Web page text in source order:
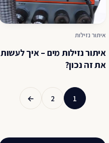
איתור נזילות
איתור נזילות מים – איך לעשות
את זה נכון?
1
2
←